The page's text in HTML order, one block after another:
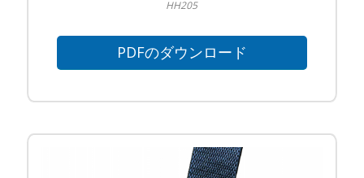
HH205
PDFのダウンロード